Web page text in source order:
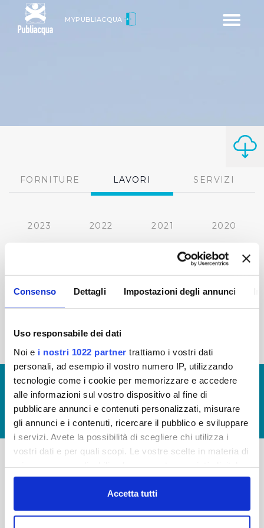
Consenso Dettagli Impostazioni degli annunci
Uso responsabile dei dati
Noi e i nostri 1022 partner trattiamo i vostri dati
personali, ad esempio il vostro numero IP, utilizzando
tecnologie come i cookie per memorizzare e accedere
alle informazioni sul vostro dispositivo al fine di
pubblicare annunci e contenuti personalizzati, misurare
gli annunci e i contenuti, ricercare il pubblico e sviluppare
i servizi. Avete la possibilità di scegliere chi utilizza i
vostri dati e per quali scopi. Le vostre scelte in materia di
in cui avete effettuato le vostre scelte. È possibile
modificare o revocare il proprio consenso in qualsiasi
momento dalla Dichiarazione sui cookie o facendo clic
Accetta tutti
Toggle
MYPUBLIACQUA
FORNITURE LAVORI SERVIZI
2023 2022 2021 2020
2016
2015 2014 2013 2012
2010
© Copyright 2017 - 2026
GLOSSARIO
GIUDICA IL SERVIZIO
LAVORA CON NOI
Via Villamagna 90/c -
-
FAQ
PRIVACY POLICY